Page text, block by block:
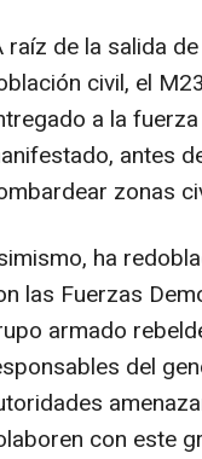
raíz de la salida
civil, el
a la
antes
zonas
ha
las Fuerzas
armado
del
con este